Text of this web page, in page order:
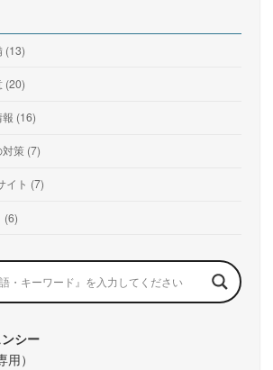
(13)
(20)
(16)
策 (7)
イト (7)
(6)
シー
用）